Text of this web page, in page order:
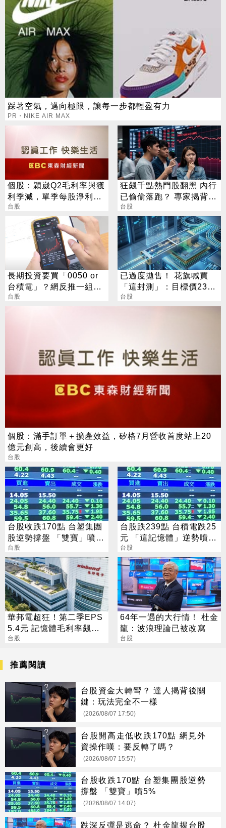
踩著空氣，邁向極限，讓每一步都輕盈有力
PR・NIKE AIR MAX
個股：穎崴Q2毛利率與獲
利季減，單季每股淨利
18.7元，Q3有新產能估業
績續強
台股
狂飆千點熱門股翻黑 內行
已偷偷落跑？ 專家揭背後
警訊
台股
長期投資要買「0050 or
台積電」？網反推一組
合：效果更好
台股
已過度拋售！ 花旗喊買
「這封測」：目標價230
元
台股
個股：滿手訂單＋擴產效益，矽格7月營收首度站上20
億元創高，後續會更好
台股
台股收跌170點 台塑集團
股逆勢撐盤 「雙寶」噴
5%
台股
台股跌239點 台積電跌25
元 「這記憶體」逆勢噴
5%
台股
華邦電超狂！第二季EPS
5.4元 記憶體毛利率飆至
70.3%
台股
64年一遇的大行情！ 杜金
龍：波浪理論已被改寫
台股
推薦閱讀
台股資金大轉彎？ 達人揭背後關
鍵：玩法完全不一樣
(2026/08/07 17:50)
台股開高走低收跌170點 網見外
資操作嘆：要反轉了嗎？
(2026/08/07 15:57)
台股收跌170點 台塑集團股逆勢
撐盤 「雙寶」噴5%
(2026/08/07 14:07)
跌深反彈是逃命？ 杜金龍揭台股